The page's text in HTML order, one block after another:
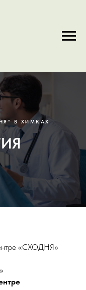
В ХИМКАХ
«СХОДНЯ»